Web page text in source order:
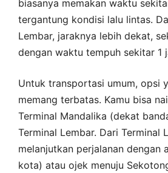
biasanya memakan waktu
tergantung kondisi lalu lintas.
Lembar, jaraknya lebih dekat,
dengan waktu tempuh sekitar 1
Untuk transportasi umum, opsi
memang terbatas. Kamu bisa
Terminal Mandalika (dekat
Terminal Lembar. Dari Terminal
melanjutkan perjalanan dengan
kota) atau ojek menuju